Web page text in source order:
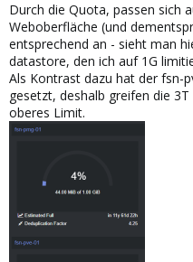
Durch die Quota, passen sich
Weboberfläche (und
entsprechend an - sieht man
datastore, den ich auf 1G
Als Kontrast dazu hat der fsn-
gesetzt, deshalb greifen die
oberes Limit.